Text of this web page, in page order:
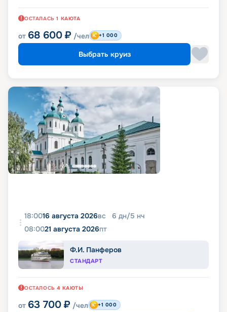
ОСТАЛАСЬ 1 КАЮТА
от 68 600 ₽ /чел +1 000
Выбрать круиз
18:0016 августа 2026вс 6 дн/5 нч
08:0021 августа 2026пт
Ф.И. Панферов
СТАНДАРТ
ОСТАЛОСЬ 4 КАЮТЫ
от 63 700 ₽ /чел +1 000